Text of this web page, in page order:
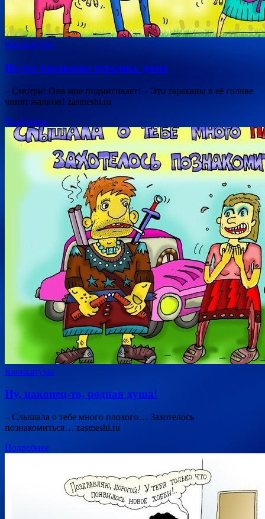
Карикатуры
Не все тараканы остались дома
– Смотри! Она мне подмигивает! – Это тараканы в её голове
чинят жалюзи! zasmeshi.ru
Подробнее
Карикатуры
Ну, наконец-то, родная душа!
– Слышала о тебе много плохого… Захотелось
познакомиться… zasmeshi.ru
Подробнее